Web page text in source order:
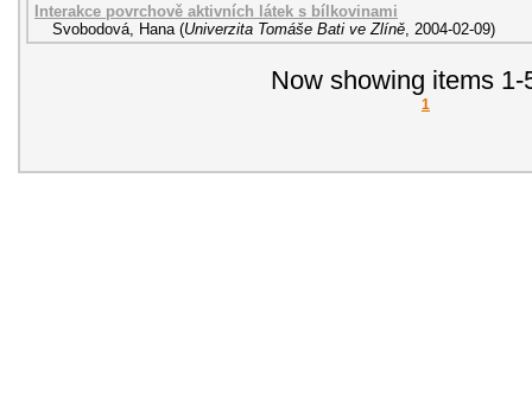
Interakce povrchově aktivních látek s bílkovinami
Svobodová, Hana (Univerzita Tomáše Bati ve Zlíně 2004-02-09)
Now showing items 1-
1